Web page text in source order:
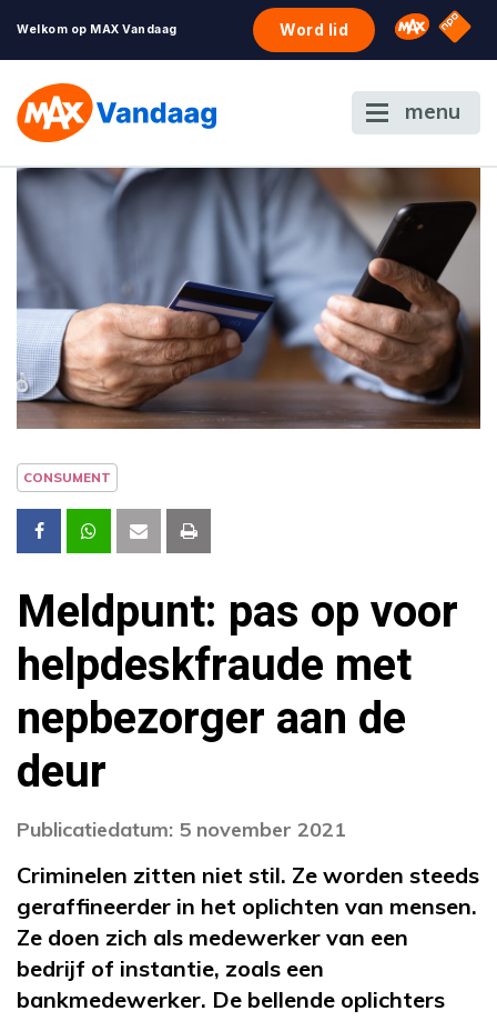
Welkom op MAX Vandaag Word lid Omroep
NPO
menu
CONSUMENT
Meldpunt: pas op voor
helpdeskfraude met
nepbezorger aan de
deur
Publicatiedatum: 5 november 2021
Criminelen zitten niet stil. Ze worden steeds
geraffineerder in het oplichten van mensen.
Ze doen zich als medewerker van een
bedrijf of instantie, zoals een
bankmedewerker. De bellende oplichters